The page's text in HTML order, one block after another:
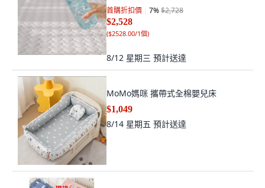
首購折扣價 7%$2,728
$2,528
($2528.00/1個)
8/12 星期三 預計送達
MoMo媽咪 攜帶式全棉嬰兒床
$1,049
8/14 星期五 預計送達